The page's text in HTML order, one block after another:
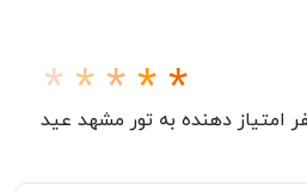
امتیاز دهنده به تور مشهد عید